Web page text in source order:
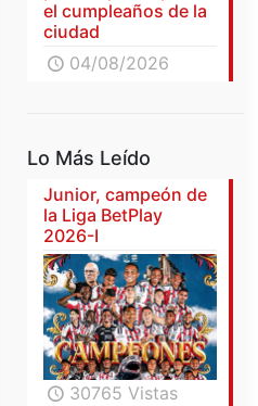
el cumpleaños de la
ciudad
04/08/2026
Lo Más Leído
Junior, campeón de
la Liga BetPlay
2026-I
30765 Vistas